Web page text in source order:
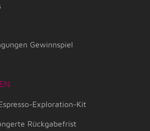
Gewinnspiel
Exploration-Kit
Rückgabefrist